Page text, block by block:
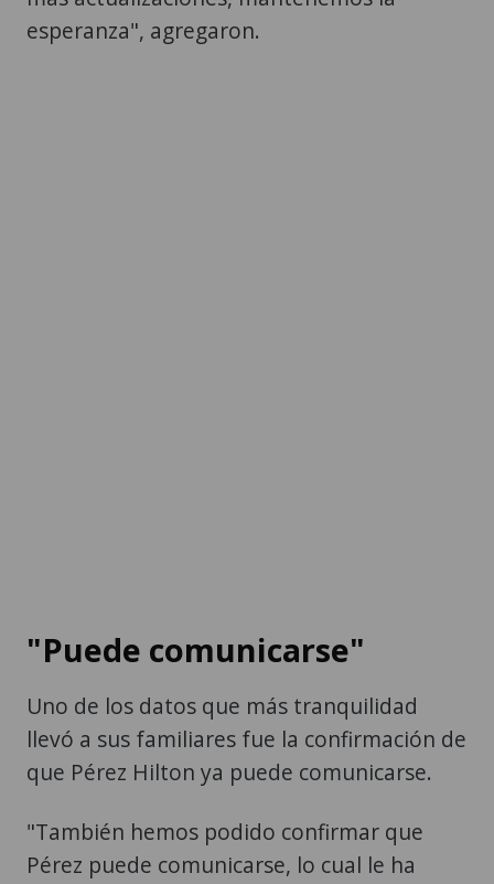
esperanza", agregaron.
"Puede comunicarse"
Uno de los datos que más tranquilidad
llevó a sus familiares fue la confirmación de
que Pérez Hilton ya puede comunicarse.
"También hemos podido confirmar que
Pérez puede comunicarse, lo cual le ha